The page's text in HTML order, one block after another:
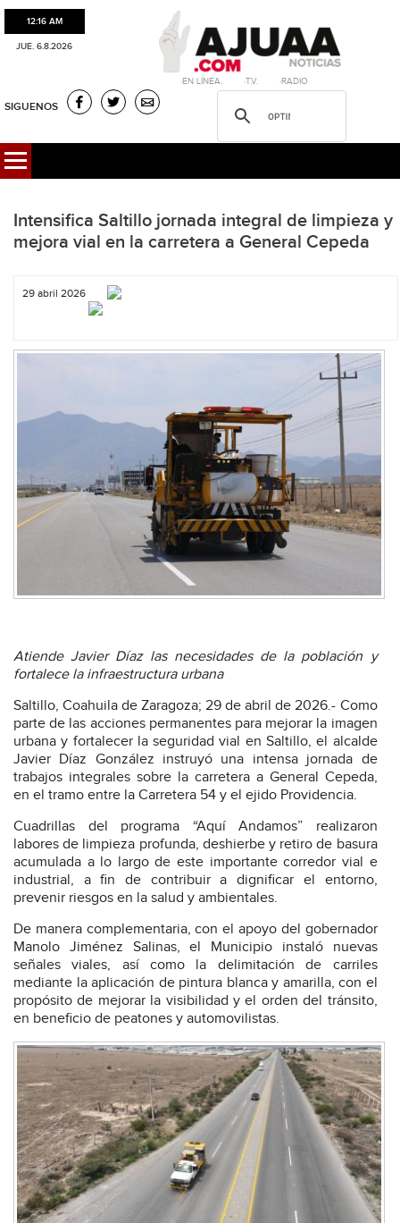
12:16 AM
JUE. 6.8.2026
·EN LÍNEA. ·T.V. ·RADIO
SIGUENOS
Intensifica Saltillo jornada integral de limpieza y
mejora vial en la carretera a General Cepeda
29 abril 2026
Atiende Javier Díaz las necesidades de la población y
fortalece la infraestructura urbana
Saltillo, Coahuila de Zaragoza; 29 de abril de 2026.- Como
parte de las acciones permanentes para mejorar la imagen
urbana y fortalecer la seguridad vial en Saltillo, el alcalde
Javier Díaz González instruyó una intensa jornada de
trabajos integrales sobre la carretera a General Cepeda,
en el tramo entre la Carretera 54 y el ejido Providencia.
Cuadrillas del programa “Aquí Andamos” realizaron
labores de limpieza profunda, deshierbe y retiro de basura
acumulada a lo largo de este importante corredor vial e
industrial, a fin de contribuir a dignificar el entorno,
prevenir riesgos en la salud y ambientales.
De manera complementaria, con el apoyo del gobernador
Manolo Jiménez Salinas, el Municipio instaló nuevas
señales viales, así como la delimitación de carriles
mediante la aplicación de pintura blanca y amarilla, con el
propósito de mejorar la visibilidad y el orden del tránsito,
en beneficio de peatones y automovilistas.